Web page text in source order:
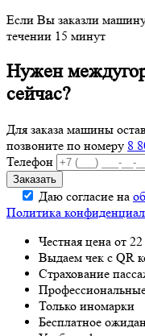
Если Вы заказли
течении 15 минут
Нужен
сейчас?
Для заказа машины
позвоните по номеру 8
Телефон
Даю согласие на
Политика
Честная цена от
Выдаем чек с QR
Страхование
Только иномарки
Бесплатное